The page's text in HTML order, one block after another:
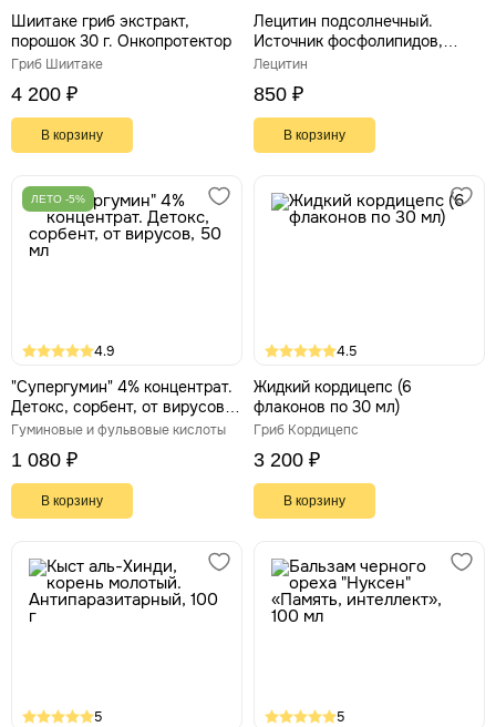
Шиитаке гриб экстракт,
порошок 30 г. Онкопротектор
Гриб Шиитаке
4 200 ₽
В корзину
Лецитин подсолнечный.
Источник фосфолипидов,
защита печени, мозга, ЦНС,
Лецитин
850 ₽
В корзину
ЛЕТО -5%
4.9
"Супергумин" 4% концентрат.
Детокс, сорбент, от вирусов,
50 мл
Гуминовые и фульвовые кислоты
1 080 ₽
В корзину
4.5
Жидкий кордицепс (6
флаконов по 30 мл)
Гриб Кордицепс
3 200 ₽
В корзину
5 5